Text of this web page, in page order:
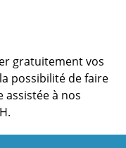
gratuitement vos
possibilité de faire
assistéeà nos